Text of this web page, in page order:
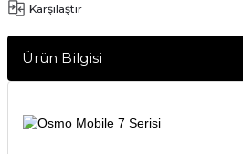
Karşılaştır
Ürün Bilgisi